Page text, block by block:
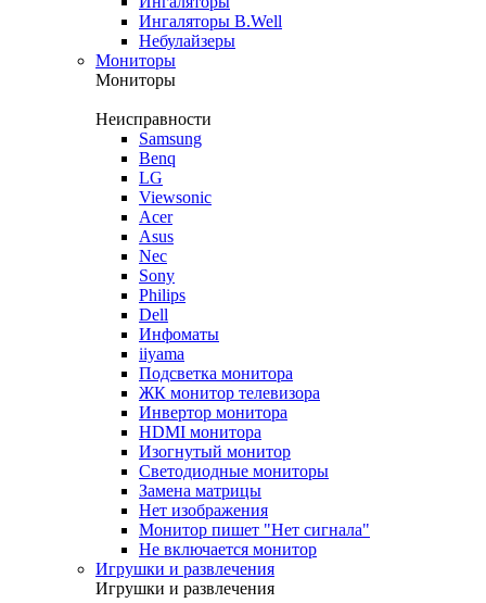
Ингаляторы B.Well
Небулайзеры
Мониторы
Мониторы
Неисправности
Samsung
Benq
LG
Viewsonic
Acer
Asus
Nec
Sony
Philips
Dell
Инфоматы
iiyama
Подсветка монитора
ЖК монитор телевизора
Инвертор монитора
HDMI монитора
Изогнутый монитор
Светодиодные мониторы
Замена матрицы
Нет изображения
Монитор пишет "Нет сигнала"
Не включается монитор
Игрушки и развлечения
Игрушки и развлечения